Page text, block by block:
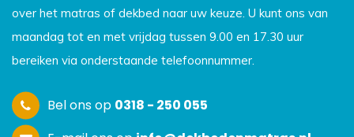
over het matras of dekbed naar uw keuze. U kunt ons van
maandag tot en met vrijdag tussen 9.00 en 17.30 uur
bereiken via onderstaande telefoonnummer.
Bel ons op 0318 - 250 055